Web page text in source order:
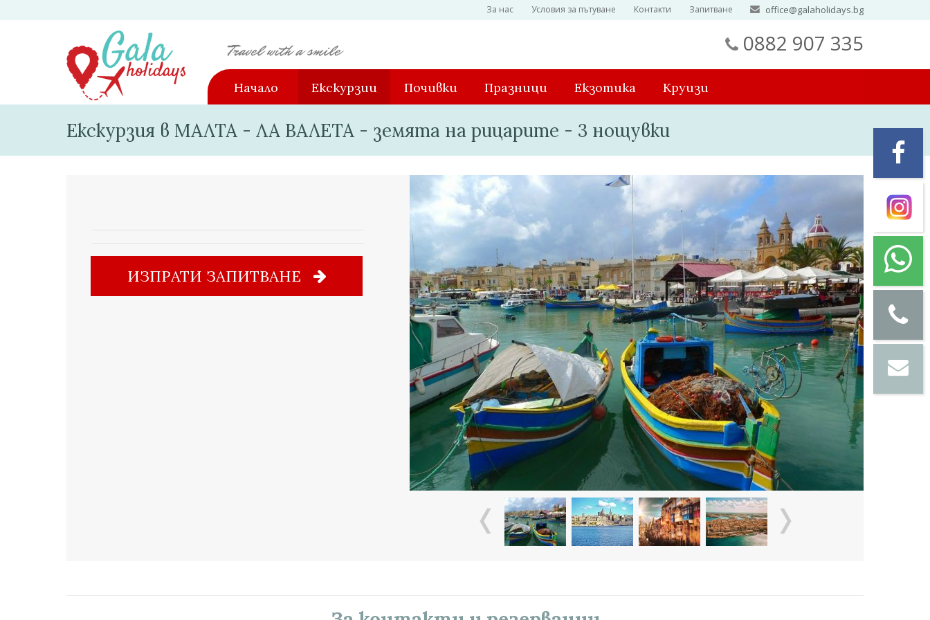
office@galaholidays.bg
За нас Условия за пътуване Контакти Запитване
0882 907 335
Начало Екскурзии Почивки Празници Екзотика Круизи
Екскурзия в МАЛТА - ЛА ВАЛЕТА - земята на рицарите - 3 нощувки
ИЗПРАТИ ЗАПИТВАНЕ